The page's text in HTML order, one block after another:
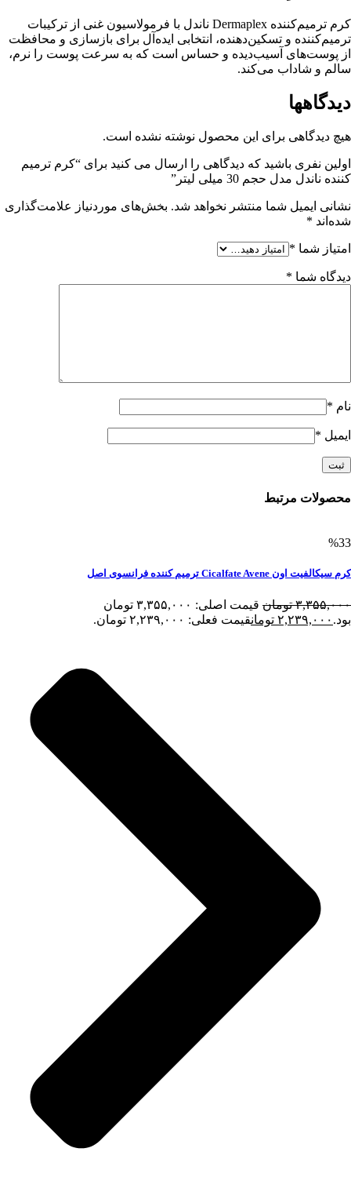
کرم ترمیم‌کننده Dermaplex ناندل با فرمولاسیون غنی از ترکیبات
ترمیم‌کننده و تسکین‌دهنده، انتخابی ایده‌آل برای بازسازی و محافظت
از پوست‌های آسیب‌دیده و حساس است که به سرعت پوست را نرم،
سالم و شاداب می‌کند.
دیدگاهها
هیچ دیدگاهی برای این محصول نوشته نشده است.
اولین نفری باشید که دیدگاهی را ارسال می کنید برای “کرم ترمیم
کننده ناندل مدل حجم 30 میلی لیتر”
نشانی ایمیل شما منتشر نخواهد شد. بخش‌های موردنیاز علامت‌گذاری
شده‌اند *
امتیاز شما *
دیدگاه شما *
نام *
ایمیل *
محصولات مرتبط
%33
کرم سیکالفیت اون Cicalfate Avene ترمیم کننده فرانسوی اصل
۳,۳۵۵,۰۰۰ تومان
قیمت اصلی: ۳,۳۵۵,۰۰۰ تومان
بود. ۲,۲۳۹,۰۰۰ تومانقیمت فعلی: ۲,۲۳۹,۰۰۰ تومان.